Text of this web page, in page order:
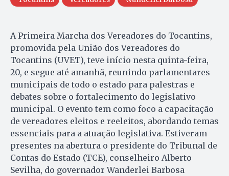
A Primeira Marcha dos Vereadores do Tocantins,
promovida pela União dos Vereadores do
Tocantins (UVET), teve início nesta quinta-feira,
20, e segue até amanhã, reunindo parlamentares
municipais de todo o estado para palestras e
debates sobre o fortalecimento do legislativo
municipal. O evento tem como foco a capacitação
de vereadores eleitos e reeleitos, abordando temas
essenciais para a atuação legislativa. Estiveram
presentes na abertura o presidente do Tribunal de
Contas do Estado (TCE), conselheiro Alberto
Sevilha, do governador Wanderlei Barbosa